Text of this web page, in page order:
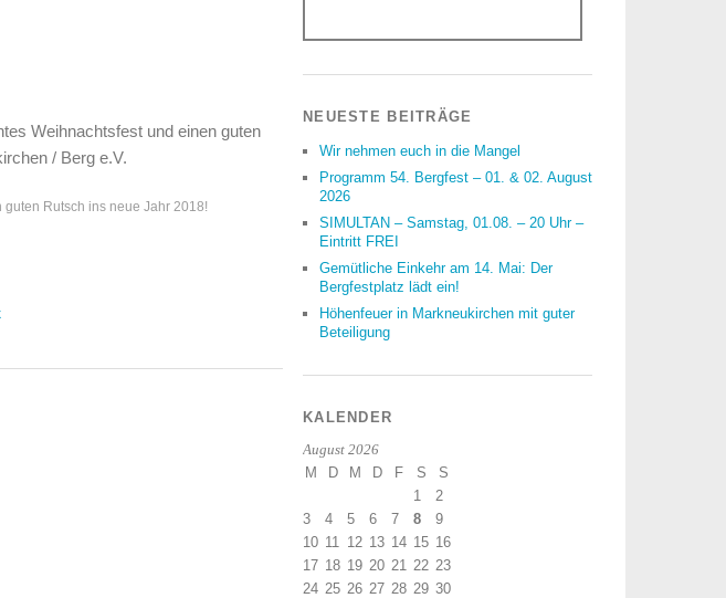
Rutsch ins neue Jahr 2018!
NEUESTE BEITRÄGE
Wir nehmen euch in die Mangel
Programm 54. Bergfest – 01. & 02. August
2026
SIMULTAN – Samstag, 01.08. – 20 Uhr –
Eintritt FREI
Gemütliche Einkehr am 14. Mai: Der
Bergfestplatz lädt ein!
Höhenfeuer in Markneukirchen mit guter
Beteiligung
KALENDER
August 2026
M D M D F S
S
1
2
3
4 5 6 7 8
9
10 11 12 13 14 15 16
17 18 19 20 21 22 23
24 25 26 27 28 29 30